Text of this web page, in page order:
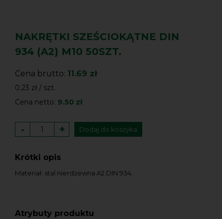
NAKRĘTKI SZEŚCIOKĄTNE DIN
934 (A2) M10 50SZT.
Cena brutto: 11.69 zł
0.23 zł / szt.
Cena netto: 9.50 zł
- + Dodaj do koszyka
Krótki opis
Materiał: stal nierdzewna A2 DIN 934.
Atrybuty produktu